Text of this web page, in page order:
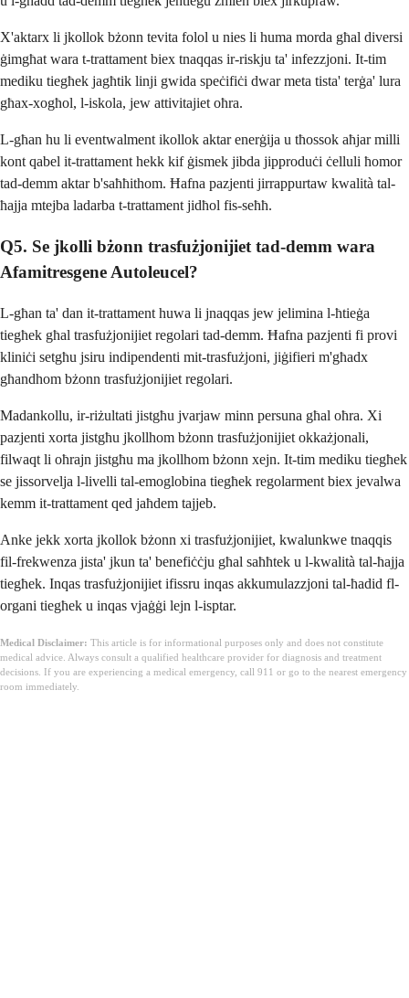
X'aktarx li jkollok bżonn tevita folol u nies li huma morda għal diversi
ġimgħat wara t-trattament biex tnaqqas ir-riskju ta' infezzjoni. It-tim
mediku tiegħek jagħtik linji gwida speċifiċi dwar meta tista' terġa' lura
għax-xogħol, l-iskola, jew attivitajiet oħra.
L-għan hu li eventwalment ikollok aktar enerġija u tħossok aħjar milli
kont qabel it-trattament hekk kif ġismek jibda jipproduċi ċelluli ħomor
tad-demm aktar b'saħħithom. Ħafna pazjenti jirrappurtaw kwalità tal-
ħajja mtejba ladarba t-trattament jidħol fis-seħħ.
Q5. Se jkolli bżonn trasfużjonijiet tad-demm wara
Afamitresgene Autoleucel?
L-għan ta' dan it-trattament huwa li jnaqqas jew jelimina l-ħtieġa
tiegħek għal trasfużjonijiet regolari tad-demm. Ħafna pazjenti fi provi
kliniċi setgħu jsiru indipendenti mit-trasfużjoni, jiġifieri m'għadx
għandhom bżonn trasfużjonijiet regolari.
Madankollu, ir-riżultati jistgħu jvarjaw minn persuna għal oħra. Xi
pazjenti xorta jistgħu jkollhom bżonn trasfużjonijiet okkażjonali,
filwaqt li oħrajn jistgħu ma jkollhom bżonn xejn. It-tim mediku tiegħek
se jissorvelja l-livelli tal-emoglobina tiegħek regolarment biex jevalwa
kemm it-trattament qed jaħdem tajjeb.
Anke jekk xorta jkollok bżonn xi trasfużjonijiet, kwalunkwe tnaqqis
fil-frekwenza jista' jkun ta' benefiċċju għal saħħtek u l-kwalità tal-ħajja
tiegħek. Inqas trasfużjonijiet ifissru inqas akkumulazzjoni tal-ħadid fl-
organi tiegħek u inqas vjaġġi lejn l-isptar.
Medical Disclaimer: This article is for informational purposes only and does not constitute
medical advice. Always consult a qualified healthcare provider for diagnosis and treatment
decisions. If you are experiencing a medical emergency, call 911 or go to the nearest emergency
room immediately.